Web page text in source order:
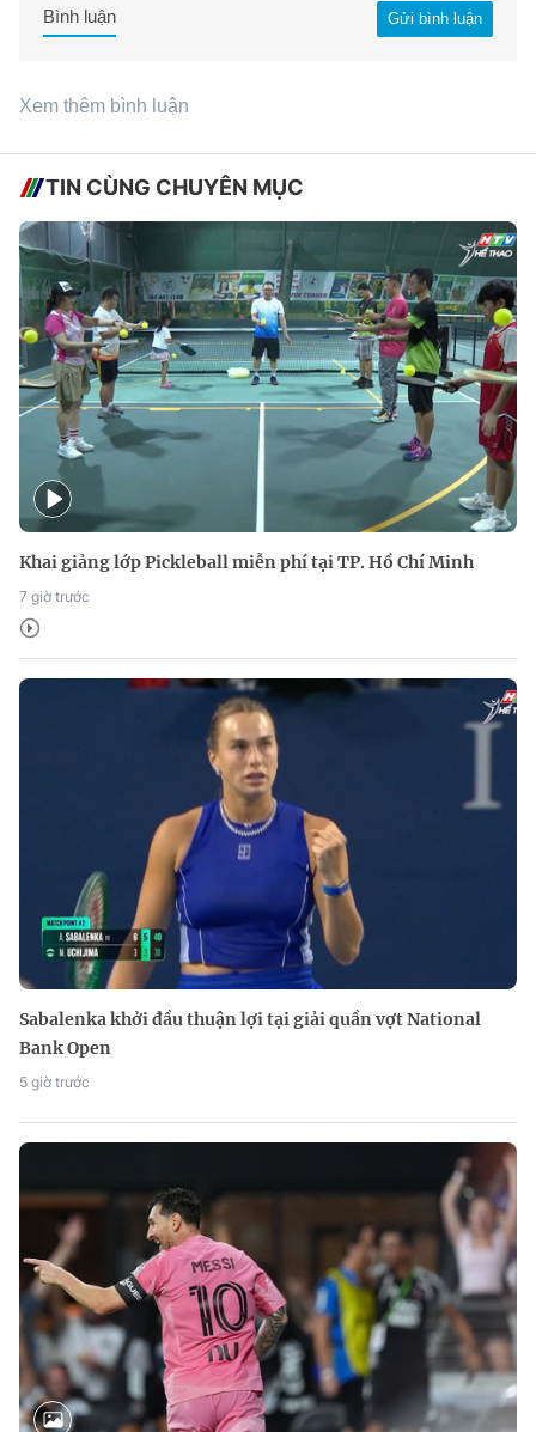
Gửi bình luận
Bình luận
Xem thêm bình luận
TIN CÙNG CHUYÊN MỤC
Khai giảng lớp Pickleball miễn phí tại TP. Hồ Chí Minh
7 giờ trước
Sabalenka khởi đầu thuận lợi tại giải quần vợt National
Bank Open
5 giờ trước